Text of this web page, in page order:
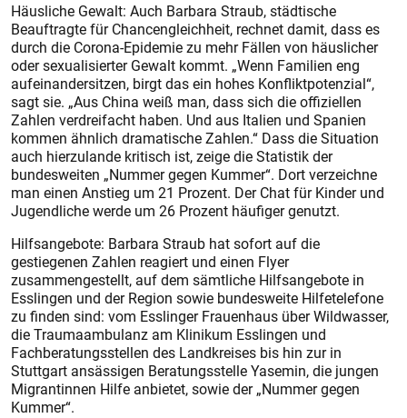
Häusliche Gewalt: Auch Barbara Straub, städtische
Beauftragte für Chancengleichheit, rechnet damit, dass es
durch die Corona-Epidemie zu mehr Fällen von häuslicher
oder sexualisierter Gewalt kommt. „Wenn Familien eng
aufeinandersitzen, birgt das ein hohes Konfliktpotenzial“,
sagt sie. „Aus China weiß man, dass sich die offiziellen
Zahlen verdreifacht haben. Und aus Italien und Spanien
kommen ähnlich dramatische Zahlen.“ Dass die Situation
auch hierzulande kritisch ist, zeige die Statistik der
bundesweiten „Nummer gegen Kummer“. Dort verzeichne
man einen Anstieg um 21 Prozent. Der Chat für Kinder und
Jugendliche werde um 26 Prozent häufiger genutzt.
Hilfsangebote: Barbara Straub hat sofort auf die
gestiegenen Zahlen reagiert und einen Flyer
zusammengestellt, auf dem sämtliche Hilfsangebote in
Esslingen und der Region sowie bundesweite Hilfetelefone
zu finden sind: vom Esslinger Frauenhaus über Wildwasser,
die Traumaambulanz am Klinikum Esslingen und
Fachberatungsstellen des Landkreises bis hin zur in
Stuttgart ansässigen Beratungsstelle Yasemin, die jungen
Migrantinnen Hilfe anbietet, sowie der „Nummer gegen
Kummer“.